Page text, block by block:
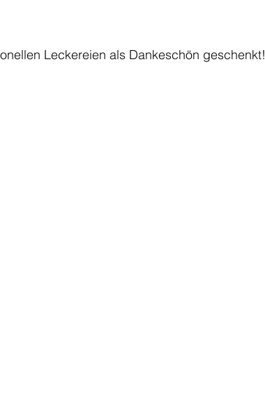
Leckereien als Dankeschön geschenkt!